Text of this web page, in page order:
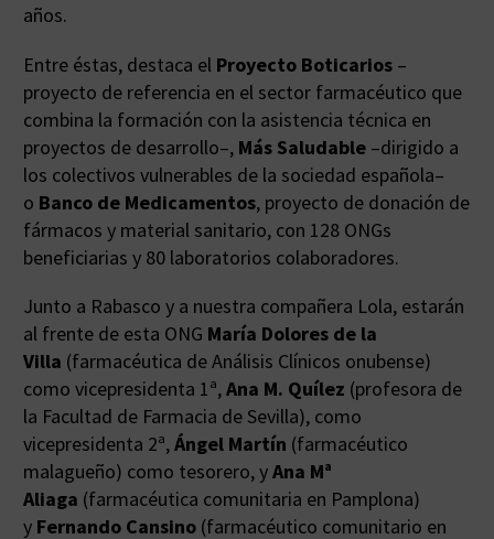
años.
Entre éstas, destaca el Proyecto Boticarios –
proyecto de referencia en el sector farmacéutico que
combina la formación con la asistencia técnica en
proyectos de desarrollo–, Más Saludable –dirigido a
los colectivos vulnerables de la sociedad española–
o Banco de Medicamentos, proyecto de donación de
fármacos y material sanitario, con 128 ONGs
beneficiarias y 80 laboratorios colaboradores.
Junto a Rabasco y a nuestra compañera Lola, estarán
al frente de esta ONG María Dolores de la
Villa (farmacéutica de Análisis Clínicos onubense)
como vicepresidenta 1ª,Ana M. Quílez (profesora de
la Facultad de Farmacia de Sevilla), como
vicepresidenta 2ª,Ángel Martín (farmacéutico
malagueño) como tesorero, yAna Mª
Aliaga (farmacéutica comunitaria en Pamplona)
y Fernando Cansino (farmacéutico comunitario en